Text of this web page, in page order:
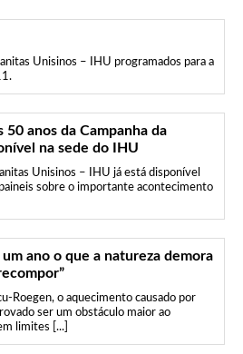
Unisinos – IHU programados para a
50 anos da Campanha da
na sede do IHU
Unisinos – IHU já está disponível
sobre o importante acontecimento
um ano o que a natureza demora
Roegen, o aquecimento causado por
ser um obstáculo maior ao
limites [...]